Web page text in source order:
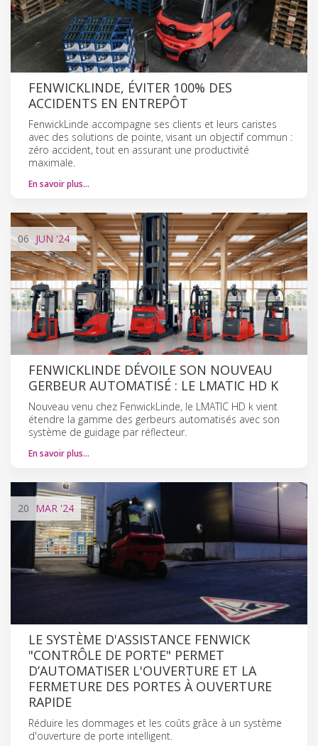
FENWICK­LINDE, ÉVITER 100% DES
ACCIDENTS EN ENTREPÔT
Fenwick­Linde accompagne ses clients et leurs caristes
avec des solutions de pointe, visant un objectif commun :
zéro accident, tout en assurant une productivité
maximale.
En savoir plus…
06 JUN '24
FENWICK­LINDE DÉVOILE SON NOUVEAU
GERBEUR AUTOMATISÉ : LE L­MATIC HD K
Nouveau venu chez Fenwick­Linde, le L­MATIC HD k vient
étendre la gamme des gerbeurs automatisés avec son
système de guidage par réflecteur.
En savoir plus…
20 MAR '24
LE SYSTÈME D'ASSISTANCE FENWICK
"CONTRÔLE DE PORTE" PERMET
D’AUTOMATISER L'OUVERTURE ET LA
FERMETURE DES PORTES À OUVERTURE
RAPIDE
Réduire les dommages et les coûts grâce à un système
d'ouverture de porte intelligent.